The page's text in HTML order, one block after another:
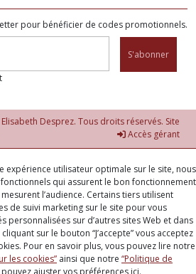
pour bénéficier de codes promotionnels.
S'abonner
Desprez. Tous droits réservés. Site
Accès gérant
expérience utilisateur optimale sur le site, nous
qui assurent le bon fonctionnement
l’audience. Certains tiers utilisent
de suivi marketing sur le site pour vous
personnalisées sur d’autres sites Web et dans
sur le bouton “J’accepte” vous acceptez
Pour en savoir plus, vous pouvez lire notre
les cookies” ainsi que notre “Politique de
pouvez ajuster vos préférences ici.